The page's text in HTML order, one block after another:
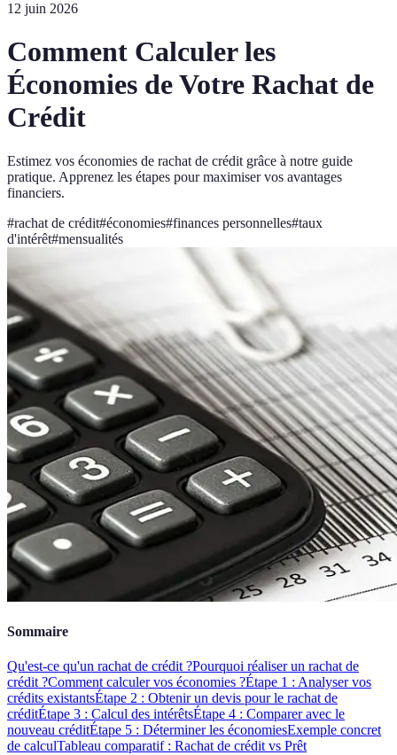
12 juin 2026
Comment Calculer les
Économies de Votre Rachat de
Crédit
Estimez vos économies de rachat de crédit grâce à notre guide
pratique. Apprenez les étapes pour maximiser vos avantages
financiers.
#rachat de crédit#économies#finances personnelles#taux
d'intérêt#mensualités
Sommaire
Qu'est-ce qu'un rachat de crédit ?Pourquoi réaliser un rachat de
crédit ?Comment calculer vos économies ?Étape 1 : Analyser vos
crédits existantsÉtape 2 : Obtenir un devis pour le rachat de
créditÉtape 3 : Calcul des intérêtsÉtape 4 : Comparer avec le
nouveau créditÉtape 5 : Déterminer les économiesExemple concret
de calculTableau comparatif : Rachat de crédit vs Prêt